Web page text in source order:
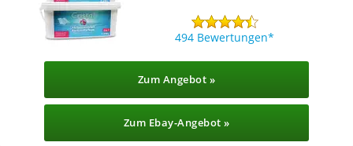
494 Bewertungen
Zum Angebot »
Zum Ebay-Angebot »